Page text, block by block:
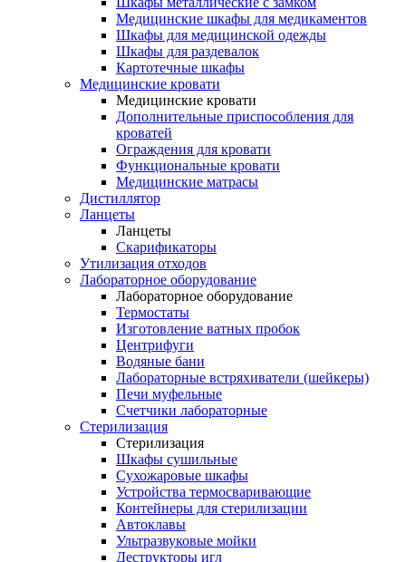
Медицинские шкафы для медикаментов
Шкафы для медицинской одежды
Шкафы для раздевалок
Картотечные шкафы
Медицинские кровати
Медицинские кровати
Дополнительные приспособления для
кроватей
Ограждения для кровати
Функциональные кровати
Медицинские матрасы
Дистиллятор
Ланцеты
Ланцеты
Скарификаторы
Утилизация отходов
Лабораторное оборудование
Лабораторное оборудование
Термостаты
Изготовление ватных пробок
Центрифуги
Водяные бани
Лабораторные встряхиватели (шейкеры)
Печи муфельные
Счетчики лабораторные
Стерилизация
Стерилизация
Шкафы сушильные
Сухожаровые шкафы
Устройства термосваривающие
Контейнеры для стерилизации
Автоклавы
Ультразвуковые мойки
Деструкторы игл